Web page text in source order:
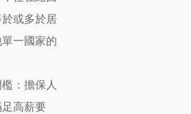
或多於居
一國家的
：擔保人
足高薪要